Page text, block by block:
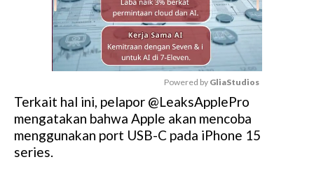
M
u
t
Powered by GliaStudios
Terkait hal ini, pelapor @LeaksApplePro
mengatakan bahwa Apple akan mencoba
menggunakan port USB-C pada iPhone 15
series.